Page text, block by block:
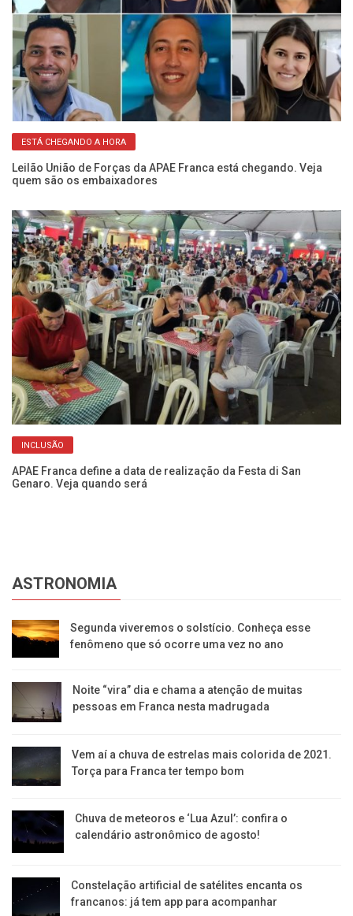
ESTÁ CHEGANDO A HORA
Leilão União de Forças da APAE Franca está chegando. Veja
quem são os embaixadores
INCLUSÃO
APAE Franca define a data de realização da Festa di San
Genaro. Veja quando será
ASTRONOMIA
Segunda viveremos o solstício. Conheça esse
fenômeno que só ocorre uma vez no ano
Noite “vira” dia e chama a atenção de muitas
pessoas em Franca nesta madrugada
Vem aí a chuva de estrelas mais colorida de 2021.
Torça para Franca ter tempo bom
Chuva de meteoros e ‘Lua Azul’: confira o
calendário astronômico de agosto!
Constelação artificial de satélites encanta os
francanos: já tem app para acompanhar